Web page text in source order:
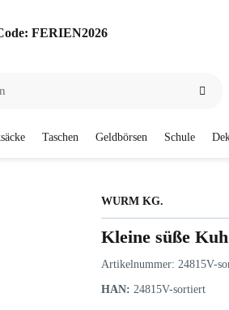
FERIEN2026
Taschen Geldbörsen Schule
WURM KG.
Kleine süße
Artikelnummer: 24815V-
HAN: 24815V-sortiert